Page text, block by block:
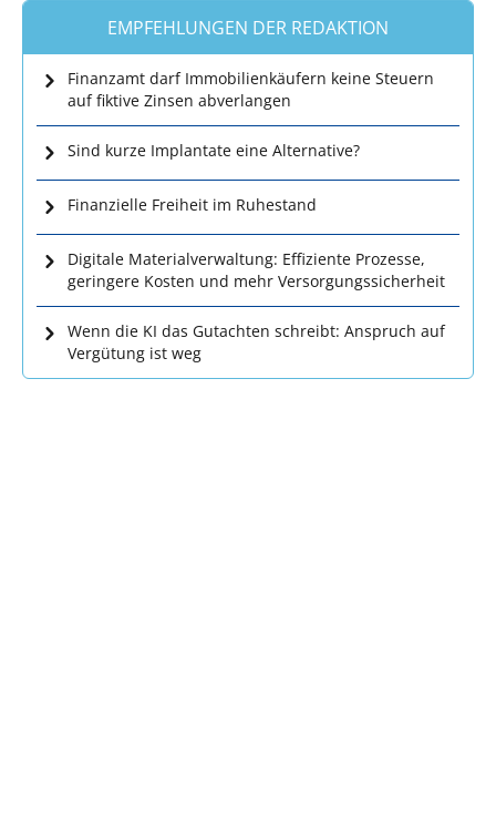
EMPFEHLUNGEN DER REDAKTION
Finanzamt darf Immobilienkäufern keine Steuern
auf fiktive Zinsen abverlangen
Sind kurze Implantate eine Alternative?
Finanzielle Freiheit im Ruhestand
Digitale Materialverwaltung: Effiziente Prozesse,
geringere Kosten und mehr Versorgungssicherheit
Wenn die KI das Gutachten schreibt: Anspruch auf
Vergütung ist weg